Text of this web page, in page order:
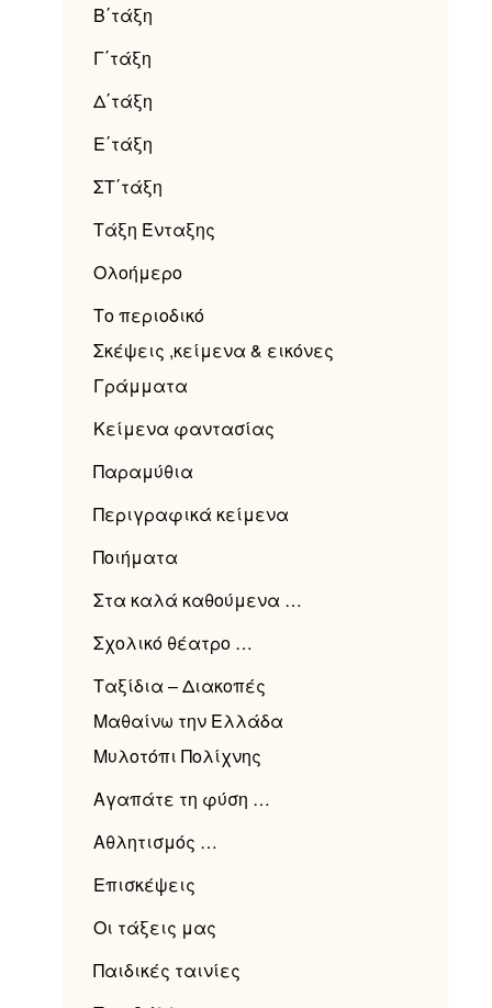
Β΄τάξη
Γ΄τάξη
Δ΄τάξη
Ε΄τάξη
ΣΤ΄τάξη
Τάξη Ένταξης
Ολοήμερο
Το περιοδικό
Σκέψεις ,κείμενα & εικόνες
Γράμματα
Κείμενα φαντασίας
Παραμύθια
Περιγραφικά κείμενα
Ποιήματα
Στα καλά καθούμενα …
Σχολικό θέατρο …
Ταξίδια – Διακοπές
Μαθαίνω την Ελλάδα
Μυλοτόπι Πολίχνης
Αγαπάτε τη φύση …
Αθλητισμός …
Επισκέψεις
Οι τάξεις μας
Παιδικές ταινίες